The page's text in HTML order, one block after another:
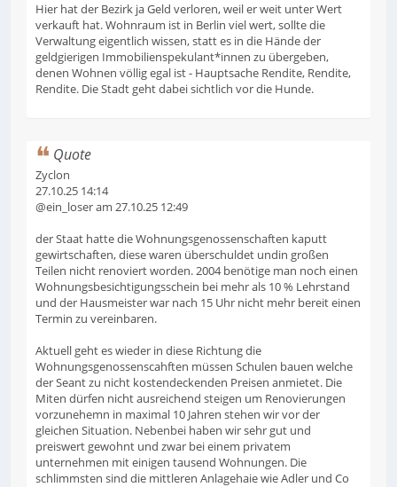
Hier hat der Bezirk ja Geld verloren, weil er weit unter Wert
verkauft hat. Wohnraum ist in Berlin viel wert, sollte die
Verwaltung eigentlich wissen, statt es in die Hände der
geldgierigen Immobilienspekulant*innen zu übergeben,
denen Wohnen völlig egal ist - Hauptsache Rendite, Rendite,
Rendite. Die Stadt geht dabei sichtlich vor die Hunde.
Quote
Zyclon
27.10.25 14:14
@ein_loser am 27.10.25 12:49
der Staat hatte die Wohnungsgenossenschaften kaputt
gewirtschaften, diese waren überschuldet undin großen
Teilen nicht renoviert worden. 2004 benötige man noch einen
Wohnungsbesichtigungsschein bei mehr als 10 % Lehrstand
und der Hausmeister war nach 15 Uhr nicht mehr bereit einen
Termin zu vereinbaren.
Aktuell geht es wieder in diese Richtung die
Wohnungsgenossenscahften müssen Schulen bauen welche
der Seant zu nicht kostendeckenden Preisen anmietet. Die
Miten dürfen nicht ausreichend steigen um Renovierungen
vorzunehemn in maximal 10 Jahren stehen wir vor der
gleichen Situation. Nebenbei haben wir sehr gut und
preiswert gewohnt und zwar bei einem privatem
unternehmen mit einigen tausend Wohnungen. Die
schlimmsten sind die mittleren Anlagehaie wie Adler und Co